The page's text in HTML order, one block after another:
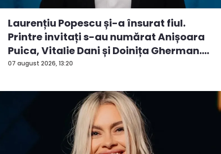
07 august 2026, 13:20
Laurențiu Popescu și-a însurat fiul.
Printre invitați s-au numărat Anișoara
Puica, Vitalie Dani și Doinița Gherman.
P...